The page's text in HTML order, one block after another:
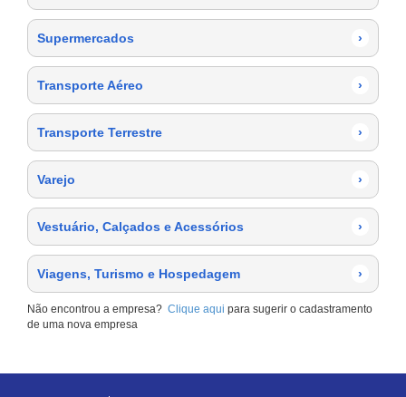
Supermercados ›
Transporte Aéreo ›
Transporte Terrestre ›
Varejo ›
Vestuário, Calçados e Acessórios ›
Viagens, Turismo e Hospedagem ›
Não encontrou a empresa? Clique aqui para sugerir o cadastramento
de uma nova empresa